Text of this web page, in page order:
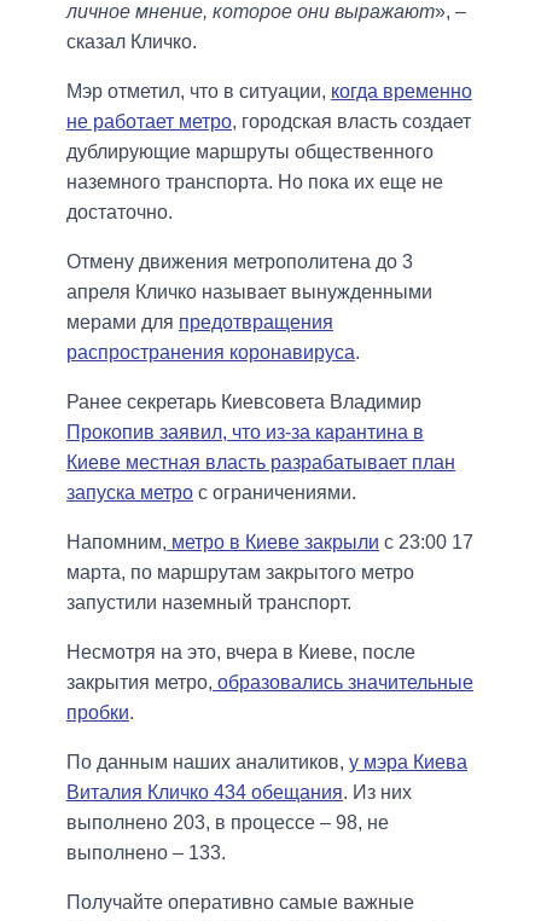
личное мнение, которое они выражают», –
сказал Кличко.
Мэр отметил, что в ситуации, когда временно
не работает метро, городская власть создает
дублирующие маршруты общественного
наземного транспорта. Но пока их еще не
достаточно.
Отмену движения метрополитена до 3
апреля Кличко называет вынужденными
мерами для предотвращения
распространения коронавируса.
Ранее секретарь Киевсовета Владимир
Прокопив заявил, что из-за карантина в
Киеве местная власть разрабатывает план
запуска метро с ограничениями.
Напомним, метро в Киеве закрыли с 23:00 17
марта, по маршрутам закрытого метро
запустили наземный транспорт.
Несмотря на это, вчера в Киеве, после
закрытия метро, образовались значительные
пробки.
По данным наших аналитиков, у мэра Киева
Виталия Кличко 434 обещания. Из них
выполнено 203, в процессе – 98, не
выполнено – 133.
Получайте оперативно самые важные